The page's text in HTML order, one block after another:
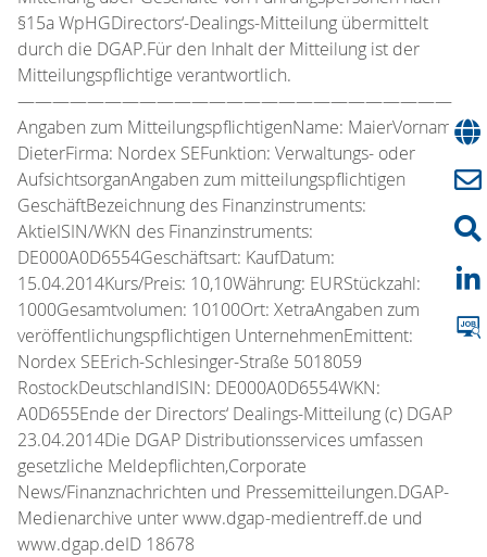
§15a WpHGDirectors‘-Dealings-Mitteilung übermittelt
durch die DGAP.Für den Inhalt der Mitteilung ist der
Mitteilungspflichtige verantwortlich.
—————————————————————————
Angaben zum MitteilungspflichtigenName: MaierVorname:
DieterFirma: Nordex SEFunktion: Verwaltungs- oder
AufsichtsorganAngaben zum mitteilungspflichtigen
GeschäftBezeichnung des Finanzinstruments:
AktieISIN/WKN des Finanzinstruments:
DE000A0D6554Geschäftsart: KaufDatum:
15.04.2014Kurs/Preis: 10,10Währung: EURStückzahl:
1000Gesamtvolumen: 10100Ort: XetraAngaben zum
veröffentlichungspflichtigen UnternehmenEmittent:
Nordex SEErich-Schlesinger-Straße 5018059
RostockDeutschlandISIN: DE000A0D6554WKN:
A0D655Ende der Directors‘ Dealings-Mitteilung (c) DGAP
23.04.2014Die DGAP Distributionsservices umfassen
gesetzliche Meldepflichten,Corporate
News/Finanznachrichten und Pressemitteilungen.DGAP-
Medienarchive unter www.dgap-medientreff.de und
www.dgap.deID 18678